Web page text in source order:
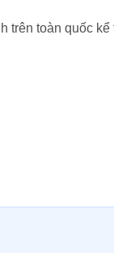
trên toàn quốc